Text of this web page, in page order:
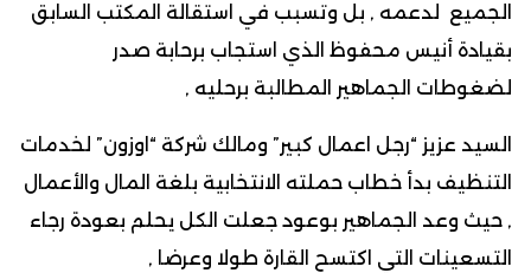
الجميع لدعمه , بل وتسبب في استقالة المكتب السابق
بقيادة أنيس محفوظ الذي استجاب برحابة صدر
لضغوطات الجماهير المطالبة برحليه ,
السيد عزيز “رجل اعمال كبير” ومالك شركة “اوزون” لخدمات
التنظيف بدأ خطاب حملته الانتخابية بلغة المال والأعمال
, حيث وعد الجماهير بوعود جعلت الكل يحلم بعودة رجاء
التسعينات التي اكتسح القارة طولا وعرضا ,